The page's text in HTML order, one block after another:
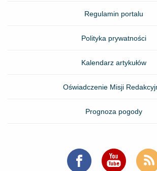
Regulamin portalu
Polityka prywatności
Kalendarz artykułów
Oświadczenie Misji
Prognoza pogody